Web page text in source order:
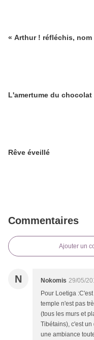
« Arthur ! réfléchis, nom
L'amertume du chocolat
Rêve éveillé
Commentaires
Ajouter un
N Nokomis 29/05/
Pour Loetiga
temple n'est pas
(tous les murs et
Tibétains), c'est
une ambiance